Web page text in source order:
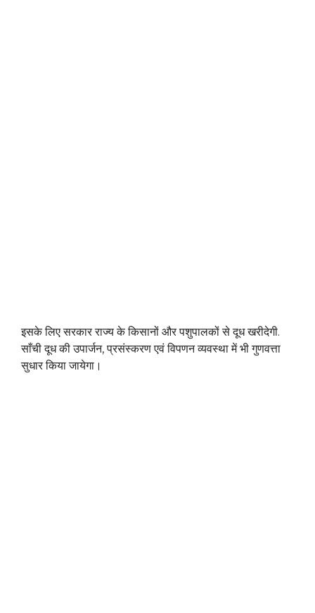
इसके लिए सरकार राज्य के किसानों और पशुपालकों से दूध खरीदेगी.
साँची दूध की उपार्जन, प्रसंस्करण एवं विपणन व्यवस्था में भी गुणवत्ता
सुधार किया जायेगा।